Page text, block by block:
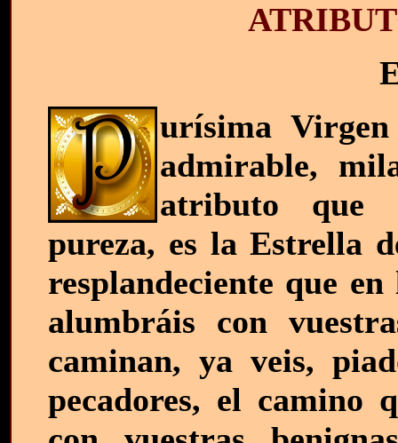
urísima
admirable,
atributo que
pureza, es la Estrella
resplandeciente que
alumbráis con
caminan, ya veis,
pecadores, el camino